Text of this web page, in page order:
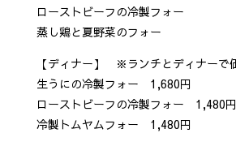
ローストビーフの冷製フォー
蒸し鶏と夏野菜のフォー
【ディナー】 ※ランチとディナーで
生うにの冷製フォー 1,680円
ローストビーフの冷製フォー 1,480円
冷製トムヤムフォー 1,480円